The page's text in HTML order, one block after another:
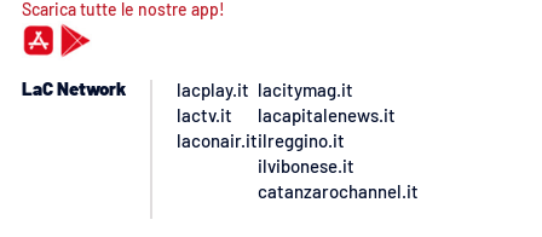
Scarica tutte le nostre app!
LaC Network
lacplay.it
lactv.it
laconair.it
lacitymag.it
lacapitalenews.it
ilreggino.it
ilvibonese.it
catanzarochannel.it